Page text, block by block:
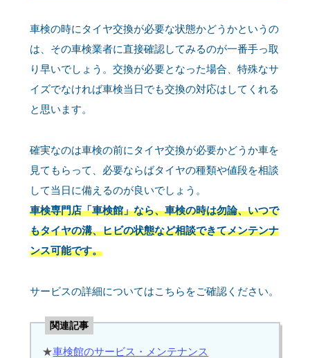
車検の時にタイヤ交換が必要な状態かどうかというの
は、その車検業者に直接確認してみるのが一番手っ取
り早いでしょう。交換が必要となった場合、特殊なサ
イズでなければ車検当日でも交換の対応はしてくれる
と思います。
確実なのは車検の前にタイヤ交換が必要かどうか車を
見てもらって、必要ならばタイヤの種類や値段を相談
して当日に備えるのが良いでしょう。
車検専門店「車検館」なら、車検の時は勿論、いつで
もタイヤの溝、ヒビの状態など相談できてメンテンナ
ンス可能です。
サービスの詳細についてはこちらをご確認ください。
関連記事
★車検館のサービス・メンテナンス